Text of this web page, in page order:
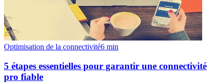
Optimisation de la connectivité6 min
5 étapes essentielles pour garantir une connectivité
pro fiable